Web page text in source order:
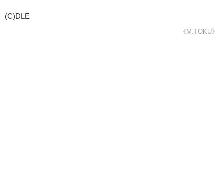
(C)DLE
《M.TOKU》